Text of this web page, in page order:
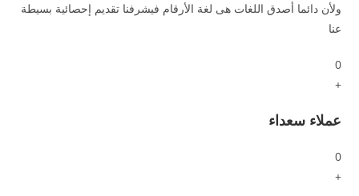
ولأن دائما أصدق اللغات هى لغة الأرقام فيشرفنا تقديم إحصائية بسيطة
عنا
0
+
عملاء سعداء
0
+